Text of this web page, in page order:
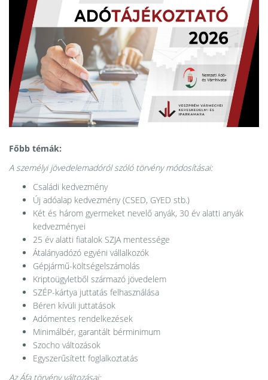
Főbb témák:
A személyi jövedelemadóról szóló törvény módosításai:
Családi kedvezmény
Új adóalap kedvezmény (CSED, GYED stb.)
Két és három gyermeket nevelő anyák, 30 év alatti anyák
kedvezményei
25 év alatti fiatalok SZJA mentessége
Átalányadózó egyéni vállalkozók
Gépjármű-költségelszámolás
Kriptoügyletből származó jövedelem
SZÉP-kártya juttatás felhasználása
Béren kívüli juttatások
Adómentes rendelkezések
Minimálbér, garantált bérminimum
Szocho változások
Egyszerűsített foglalkoztatás
Az Áfa törvény változásai: